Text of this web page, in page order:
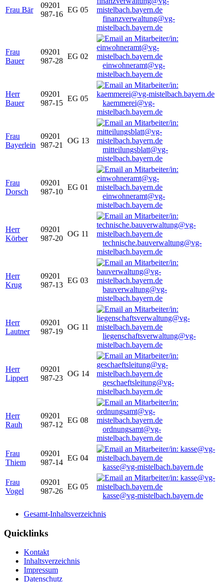
Frau Bär
09201
987-16
EG 05
finanzverwaltung@vg-
mistelbach.bayern.de
Frau
Bauer
09201
987-28
EG 02
einwohneramt@vg-
mistelbach.bayern.de
Herr
Bauer
09201
987-15
EG 05
kaemmerei@vg-
mistelbach.bayern.de
Frau
Bayerlein
09201
987-21
OG 13
mitteilungsblatt@vg-
mistelbach.bayern.de
Frau
Dorsch
09201
987-10
EG 01
einwohneramt@vg-
mistelbach.bayern.de
Herr
Körber
09201
987-20
OG 11
technische.bauverwaltung@vg-
mistelbach.bayern.de
Herr
Krug
09201
987-13
EG 03
bauverwaltung@vg-
mistelbach.bayern.de
Herr
Lautner
09201
987-19
OG 11
liegenschaftsverwaltung@vg-
mistelbach.bayern.de
Herr
Lippert
09201
987-23
OG 14
geschaeftsleitung@vg-
mistelbach.bayern.de
Herr
Rauh
09201
987-12
EG 08
ordnungsamt@vg-
mistelbach.bayern.de
Frau
Thiem
09201
987-14
EG 04
kasse@vg-mistelbach.bayern.de
Frau
Vogel
09201
987-26
EG 05
kasse@vg-mistelbach.bayern.de
Gesamt-Inhaltsverzeichnis
Quicklinks
Kontakt
Inhaltsverzeichnis
Impressum
Datenschutz